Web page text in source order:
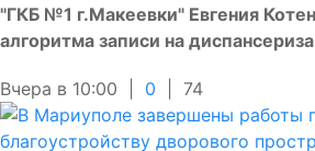
"ГКБ №1 г.Макеевки" Евгения
алгоритма записи на
Вчера в 10:00 | 0 74